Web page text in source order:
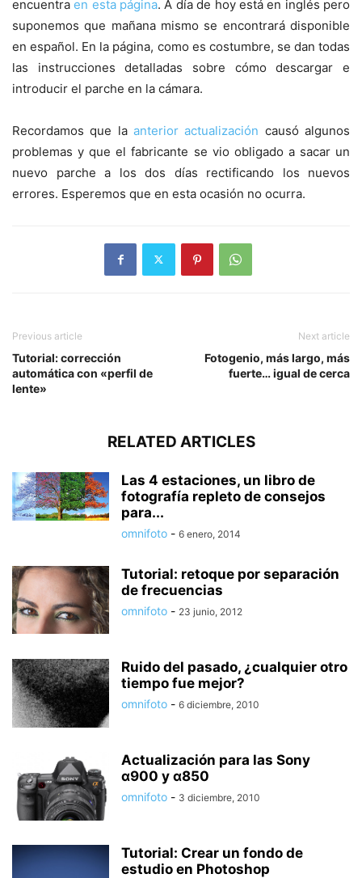
encuentraen esta página. A día de hoy está en inglés pero
suponemos que mañana mismo se encontrará disponible
en español. En la página, como es costumbre, se dan todas
las instrucciones detalladas sobre cómo descargar e
introducir el parche en la cámara.
Recordamos que la anterior actualización causó algunos
problemas y que el fabricante se vio obligado a sacar un
nuevo parche a los dos días rectificando los nuevos
errores. Esperemos que en esta ocasión no ocurra.
Previous article
Tutorial: corrección
automática con «perfil de
lente»
Next article
Fotogenio, más largo, más
fuerte… igual de cerca
RELATED ARTICLES
Las 4 estaciones, un libro de
fotografía repleto de consejos
para...
omnifoto - 6 enero, 2014
Tutorial: retoque por separación
de frecuencias
omnifoto - 23 junio, 2012
Ruido del pasado, ¿cualquier otro
tiempo fue mejor?
omnifoto - 6 diciembre, 2010
Actualización para las Sony
α900 y α850
omnifoto - 3 diciembre, 2010
Tutorial: Crear un fondo de
estudio en Photoshop